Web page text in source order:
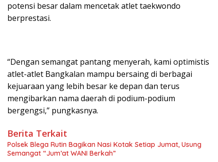
potensi besar dalam mencetak atlet taekwondo
berprestasi.
“Dengan semangat pantang menyerah, kami optimistis
atlet-atlet Bangkalan mampu bersaing di berbagai
kejuaraan yang lebih besar ke depan dan terus
mengibarkan nama daerah di podium-podium
bergengsi,” pungkasnya.
Berita Terkait
Polsek Blega Rutin Bagikan Nasi Kotak Setiap Jumat, Usung
Semangat “Jum’at WANI Berkah”